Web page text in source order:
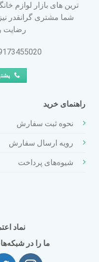
ترین های بازار لوازم
شما مشتری گرانقدر
رضایت
- 09183755020
راهنمای خرید
نحوه ثبت سفارش
رویه ارسال سفارش
شیوه‌های پرداخت
نماد
ما را در